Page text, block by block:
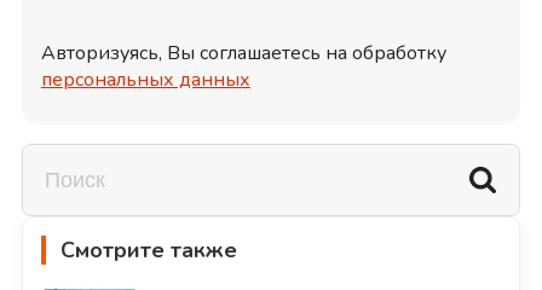
Авторизуясь, Вы соглашаетесь на обработку
персональных данных
Смотрите также